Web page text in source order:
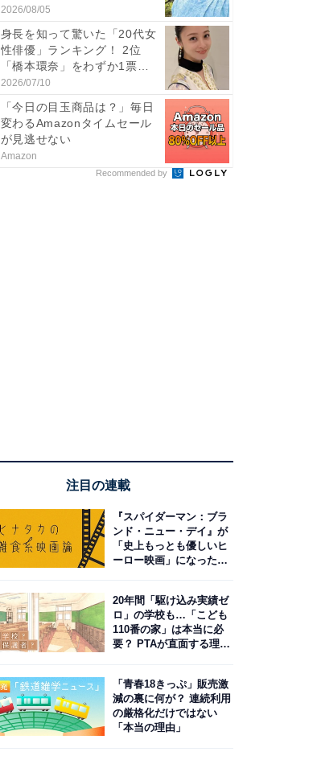
2026/08/05
身長を知って驚いた「20代女
性俳優」ランキング！ 2位
「橋本環奈」をわずか1票
差...
2026/07/10
「今日の目玉商品は？」毎日
変わるAmazonタイムセール
が見逃せない
Amazon
Recommended by
注目の連載
『スパイダーマン：ブラ
ンド・ニュー・デイ』が
「史上もっとも優しいヒ
ーロー映画」になった理
20年間「駆け込み実績ゼ
ロ」の学校も…「こども
110番の家」は本当に必
要？ PTAが直面する理想
「青春18きっぷ」販売激
減の裏に何が？ 連続利用
の厳格化だけではない
「本当の理由」